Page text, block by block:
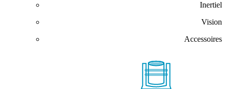
Inertiel
Vision
Accessoires